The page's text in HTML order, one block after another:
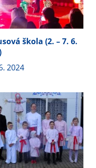
škola (2. – 7. 6.
2024